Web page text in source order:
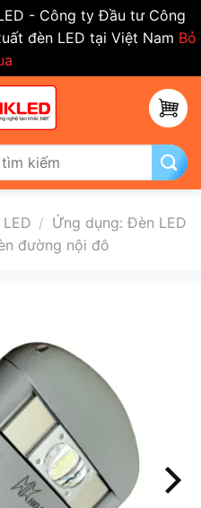
- Công ty Đầu tư Công
đèn LED tại Việt Nam Bỏ
/ Ứng dụng: Đèn LED
đường nội đô